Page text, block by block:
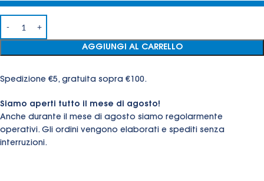
AGGIUNGI AL CARRELLO
Spedizione €5, gratuita sopra €100.
Siamo aperti tutto il mese di agosto!
Anche durante il mese di agosto siamo regolarmente
operativi. Gli ordini vengono elaborati e spediti senza
interruzioni.